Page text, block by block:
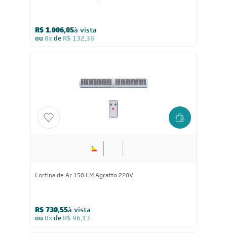
R$ 1.006,05à vista
ou 8xde R$ 132,38
Cortina de Ar 150 CM Agratto 220V
R$ 730,55à vista
ou 8xde R$ 96,13